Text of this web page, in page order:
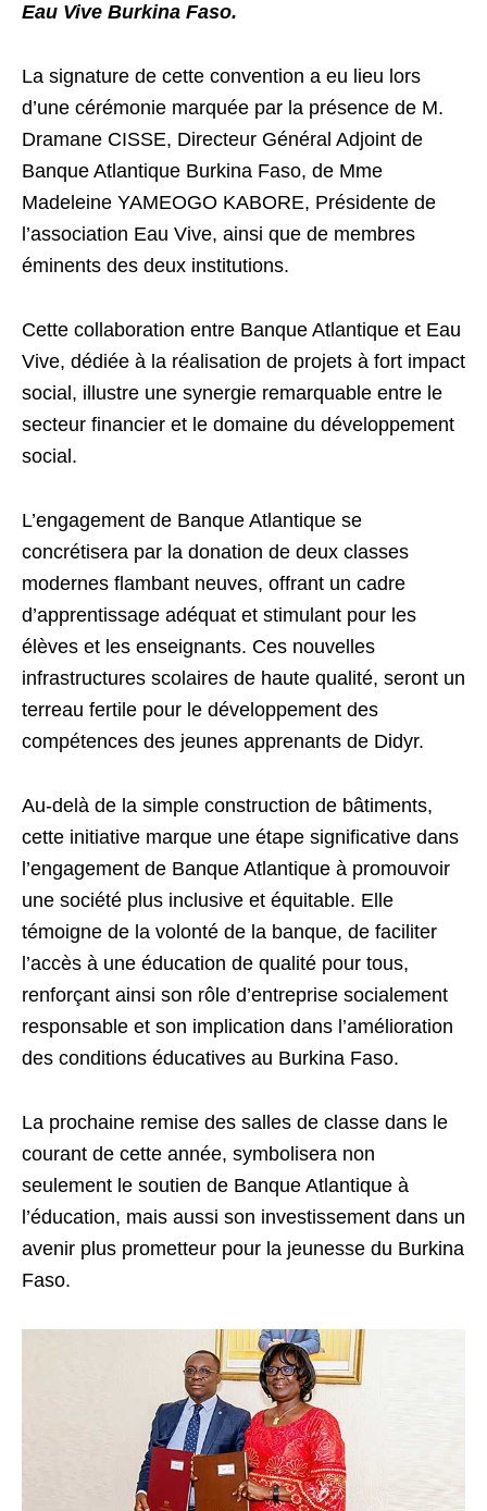
Eau Vive Burkina Faso.
La signature de cette convention a eu lieu lors
d’une cérémonie marquée par la présence de M.
Dramane CISSE, Directeur Général Adjoint de
Banque Atlantique Burkina Faso, de Mme
Madeleine YAMEOGO KABORE, Présidente de
l’association Eau Vive, ainsi que de membres
éminents des deux institutions.
Cette collaboration entre Banque Atlantique et Eau
Vive, dédiée à la réalisation de projets à fort impact
social, illustre une synergie remarquable entre le
secteur financier et le domaine du développement
social.
L’engagement de Banque Atlantique se
concrétisera par la donation de deux classes
modernes flambant neuves, offrant un cadre
d’apprentissage adéquat et stimulant pour les
élèves et les enseignants. Ces nouvelles
infrastructures scolaires de haute qualité, seront un
terreau fertile pour le développement des
compétences des jeunes apprenants de Didyr.
Au-delà de la simple construction de bâtiments,
cette initiative marque une étape significative dans
l’engagement de Banque Atlantique à promouvoir
une société plus inclusive et équitable. Elle
témoigne de la volonté de la banque, de faciliter
l’accès à une éducation de qualité pour tous,
renforçant ainsi son rôle d’entreprise socialement
responsable et son implication dans l’amélioration
des conditions éducatives au Burkina Faso.
La prochaine remise des salles de classe dans le
courant de cette année, symbolisera non
seulement le soutien de Banque Atlantique à
l’éducation, mais aussi son investissement dans un
avenir plus prometteur pour la jeunesse du Burkina
Faso.